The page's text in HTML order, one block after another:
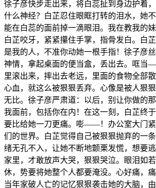
徐子彦快步走出来，将白蕊扯到身边护着
什么神经？白芷忍住眼眶打转的泪水，她
能在白蕊的面前掉一滴眼泪。我在教我的妹
白芷咬牙，紧紧攥住手掌，指骨发白。白
是我的人，不准你动她一根手指！徐子彦
神情，拿起桌面的便当盒，丢出去。哐当
里滚出来，摔出去老远，里面的食物全部
心血，就这么被狠狠丢弃。心像是被人狠
无比。徐子彦严肃道：以后，别让你做的
我面前，包括你在内！在这一刻，白芷终
要比给她一刀更痛。嘭——！办公室大门
们的世界。白芷觉得自己被狠狠抛弃的一
绪无孔不入，让她不断地颤栗发慌，想要
家里，才敢放声大哭，狠狠哭泣。眼泪如
休，势要将她整个人都要淹没。心好痛，痛
当年家破人亡的记忆狠狠袭击她的大脑，